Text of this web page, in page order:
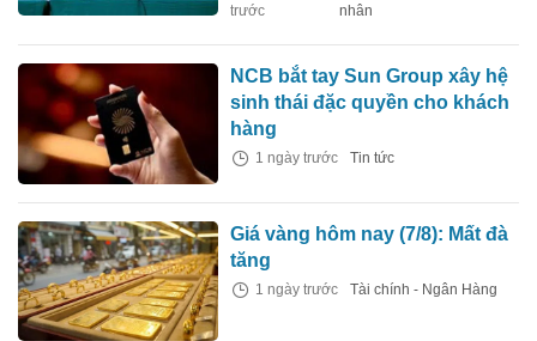
trước
nhân
NCB bắt tay Sun Group xây hệ
sinh thái đặc quyền cho khách
hàng
1 ngày trước Tin tức
Giá vàng hôm nay (7/8): Mất đà
tăng
1 ngày trước Tài chính - Ngân Hàng